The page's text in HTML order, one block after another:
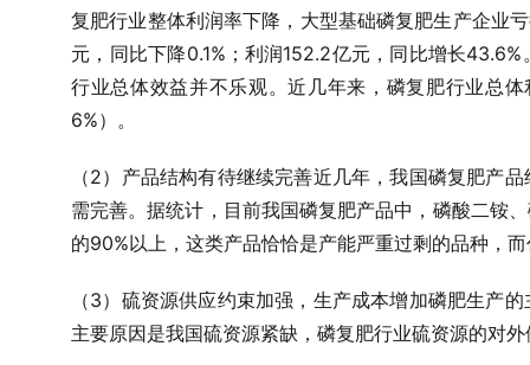
复肥行业整体利润率下降，大型基础磷复肥生产企业
元，同比下降0.1% ；利润152.2亿元，同比增长43.6%
行业总体效益并不乐观。近几年来，磷复肥行业总体
6%）。
（2）产品结构有待继续完善近几年，我国磷复肥产
需完善。据统计，目前我国磷复肥产品中，磷酸二铵
的90% 以上，这类产品恰恰是产能严重过剩的品种，
（3）硫资源供应约束加强，生产成本增加磷肥生产的
主要原因是我国硫资源紧缺，磷复肥行业硫资源的对